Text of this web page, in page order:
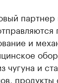
партнер
и
чугуна и
продукты